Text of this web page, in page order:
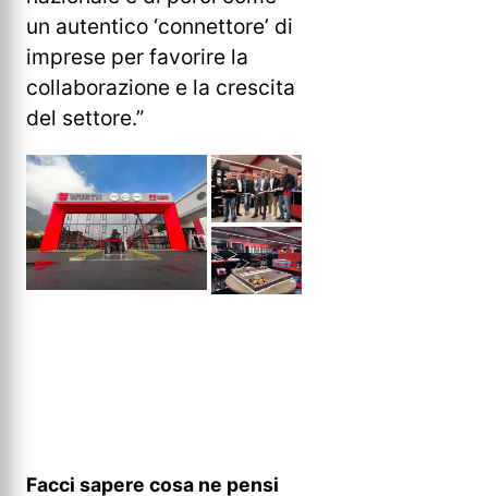
un autentico ‘connettore’ di
imprese per favorire la
collaborazione e la crescita
del settore.”
Facci sapere cosa ne pensi